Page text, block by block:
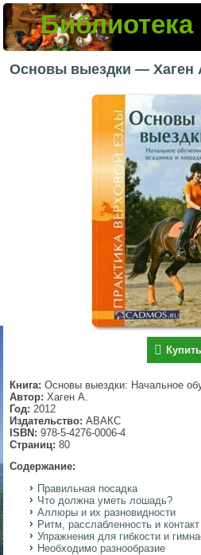
Основы выездки — Хаген
Купить
Книга: Основы выездки: Начальное
Автор: Хаген А.
Год: 2012
Издательство: АВАКС
ISBN: 978-5-4276-0006-4
Страниц: 80
Содержание:
Правильная посадка
Что должна уметь лошадь?
Аллюры и их разновидности
Ритм, расслабленность и контакт
Упражнения для гибкости и
Необходимо разнообразие
▼
▼
▼